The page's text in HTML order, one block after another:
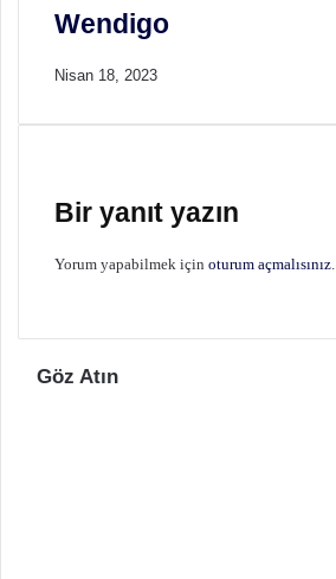
Wendigo
Nisan 18, 2023
Bir yanıt yazın
Yorum yapabilmek için oturum açmalısınız.
Göz Atın